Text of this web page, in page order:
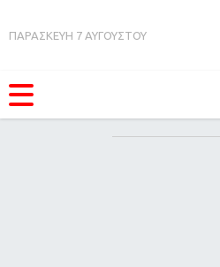
ΠΑΡΑΣΚΕΥΗ 7 ΑΥΓΟΥΣΤΟΥ